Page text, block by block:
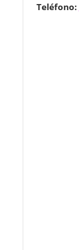
Teléfono: